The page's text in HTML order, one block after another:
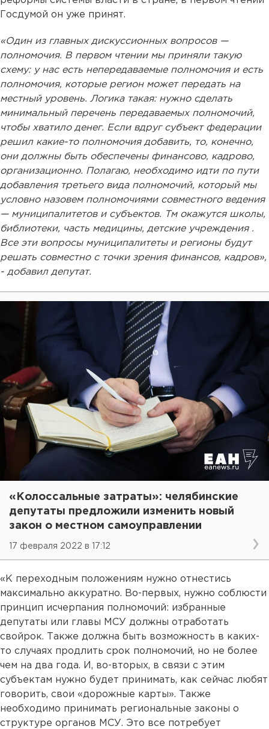
Госдумой он уже принят.
«Один из главных дискуссионных вопросов —
полномочия. В первом чтении мы приняли такую
схему: у нас есть непередаваемые полномочия и есть
полномочия, которые регион может передать на
местный уровень. Логика такая: нужно сделать
минимальный перечень передаваемых полномочий,
чтобы хватило денег. Если вдруг субъект федерации
решил какие-то полномочия добавить, то, конечно,
они должны быть обеспечены финансово, кадрово,
организационно. Полагаю, необходимо идти по пути
добавления третьего вида полномочий, который мы
условно назовем полномочиями совместного ведения
— муниципалитетов и субъектов. Тм окажутся школы,
библиотеки, часть медицины, детские учреждения .
Все эти вопросы муниципалитеты и регионы будут
решать совместно с точки зрения финансов, кадров»,
- добавил депутат.
«Колоссальные затраты»: челябинские
депутаты предложили изменить новый
закон о местном самоуправлении
17 февраля 2022 в 17:12
«К переходным положениям нужно отнестись
максимально аккуратно. Во-первых, нужно соблюсти
принцип исчерпания полномочий: избранные
депутаты или главы МСУ должны отработать
свойрок. Также должна быть возможность в каких-
то случаях продлить срок полномочий, но не более
чем на два года. И, во-вторых, в связи с этим
субъектам нужно будет принимать, как сейчас любят
говорить, свои «дорожные карты». Также
необходимо принимать региональные законы о
структуре органов МСУ. Это все потребует